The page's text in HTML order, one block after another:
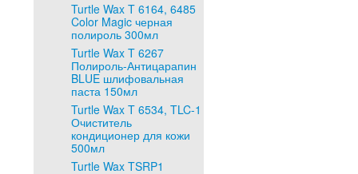
Turtle Wax T 6164, 6485
Color Magic черная
полироль 300мл
Turtle Wax T 6267
Полироль-Антицарапин
BLUE шлифовальная
паста 150мл
Turtle Wax T 6534, TLC-1
Очиститель
кондиционер для кожи
500мл
Turtle Wax TSRP1